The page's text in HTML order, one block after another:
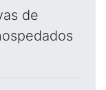
de